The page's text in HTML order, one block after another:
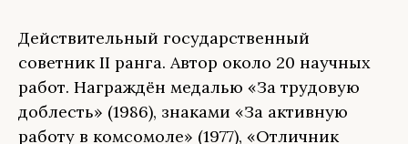
Действительный государственный
советник II ранга. Автор около 20 научных
работ. Награждён медалью «За трудовую
доблесть» (1986), знаками «За активную
работу в комсомоле» (1977), «Отличник